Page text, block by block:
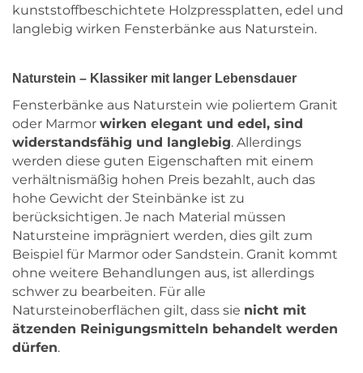
kunststoffbeschichtete Holzpressplatten, edel und
langlebig wirken Fensterbänke aus Naturstein.
Naturstein – Klassiker mit langer Lebensdauer
Fensterbänke aus Naturstein wie poliertem Granit
oder Marmor wirken elegant und edel, sind
widerstandsfähig und langlebig. Allerdings
werden diese guten Eigenschaften mit einem
verhältnismäßig hohen Preis bezahlt, auch das
hohe Gewicht der Steinbänke ist zu
berücksichtigen. Je nach Material müssen
Natursteine imprägniert werden, dies gilt zum
Beispiel für Marmor oder Sandstein. Granit kommt
ohne weitere Behandlungen aus, ist allerdings
schwer zu bearbeiten. Für alle
Natursteinoberflächen gilt, dass sie nicht mit
ätzenden Reinigungsmitteln behandelt werden
dürfen.